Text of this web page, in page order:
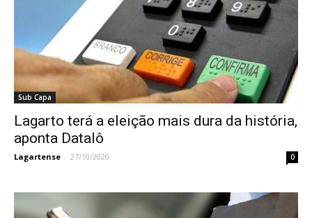
Sub Capa
Lagarto terá a eleição mais dura da história,
aponta Datalô
Lagartense - 27/10/2020 0